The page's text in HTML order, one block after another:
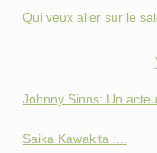
Qui veux aller sur le
Johnny Sinns: Un
Saika Kawakita :...